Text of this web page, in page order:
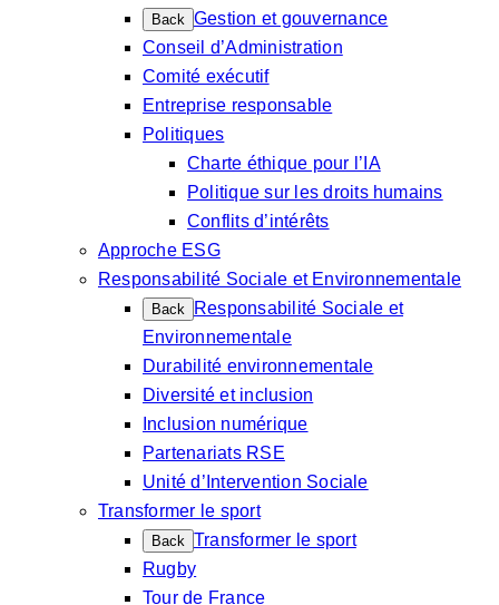
Back Gestion et gouvernance
Conseil d’Administration
Comité exécutif
Entreprise responsable
Politiques
Charte éthique pour l’IA
Politique sur les droits humains
Conflits d’intérêts
Approche ESG
Responsabilité Sociale et Environnementale
Back
Responsabilité Sociale et
Environnementale
Durabilité environnementale
Diversité et inclusion
Inclusion numérique
Partenariats RSE
Unité d’Intervention Sociale
Transformer le sport
Back Transformer le sport
Rugby
Tour de France